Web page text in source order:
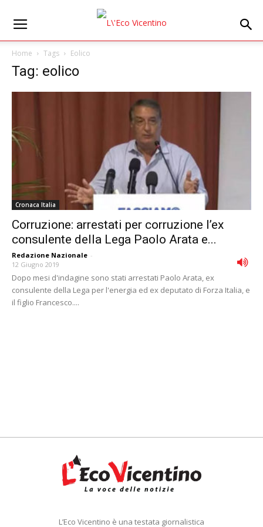
Home Tags Eolico
Tag: eolico
Cronaca Italia
Corruzione: arrestati per corruzione lʼex
consulente della Lega Paolo Arata e...
Redazione Nazionale -
12 Giugno 2019
Dopo mesi d'indagine sono stati arrestati Paolo Arata, ex
consulente della Lega per l'energia ed ex deputato di Forza Italia, e
il figlio Francesco....
L’Eco Vicentino è una testata giornalistica